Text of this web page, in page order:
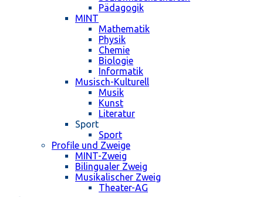
Pädagogik
MINT
Mathematik
Physik
Chemie
Biologie
Informatik
Musisch-Kulturell
Musik
Kunst
Literatur
Sport
Sport
Profile und Zweige
MINT-Zweig
Bilingualer Zweig
Musikalischer Zweig
Theater-AG